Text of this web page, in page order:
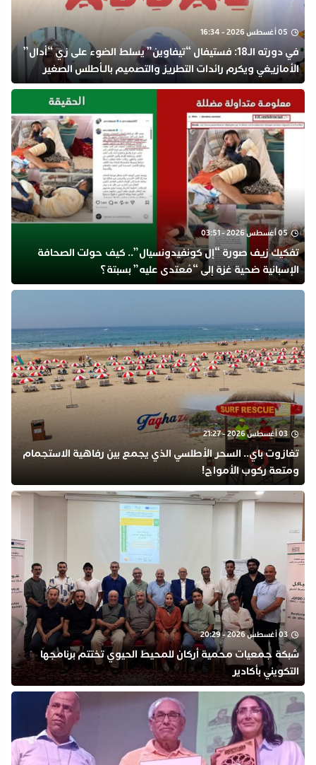
05 أغسطس 2026 - 16:34
في دورته الـ18: فستيفال “تيفاوين” يسلط الضوء على زي “أدال”
الأمازيغي ويكرم رائدات التطريز والتصميم بالـأطلس الصغير
05 أغسطس 2026 - 03:51
تفكيك زيف صورة “إل كونفيدونسيال”.. كيف حولت الصحافة
الإسبانية ضحية غزة إلى “مُعتدى عليه” بسبتة؟
03 أغسطس 2026 - 21:27
تغازوت باي.. السحر الأطلسي الذي يجمع بين رفاهية الاستجمام
ومتعة ركوب الأمواج!
03 أغسطس 2026 - 20:29
شبكة جمعيات محمية أركان للمحيط الحيوي تختتم برنامجها
التكويني بأكادير